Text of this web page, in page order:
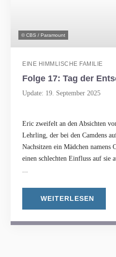
© CBS / Paramount
EINE HIMMLISCHE FAMILIE
Folge 17: Tag der
Update: 19. September 2025
Eric zweifelt an den Absichten
Lehrling, der bei den Camdens
Nachsitzen ein Mädchen namens
einen schlechten Einfluss auf sie
...
WEITERLESEN